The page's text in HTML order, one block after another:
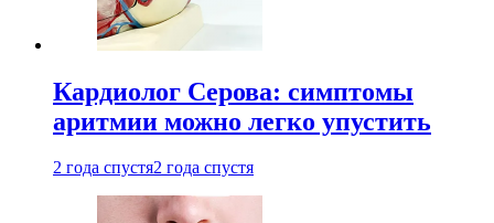
Кардиолог Серова: симптомы
аритмии можно легко упустить
2 года спустя2 года спустя